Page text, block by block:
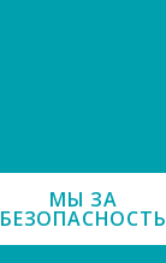
МЫ ЗА
БЕЗОПАСНОСТЬ